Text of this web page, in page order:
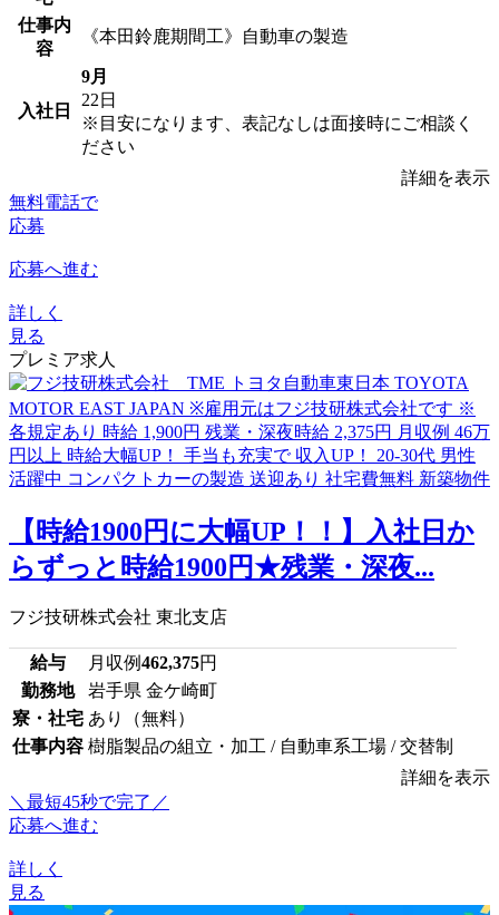
仕事内
容
《本田鈴鹿期間工》自動車の製造
入社日
9月
22日
※目安になります、表記なしは面接時にご相談く
ださい
詳細を表示
無料電話で
応募
応募へ進む
詳しく
見る
プレミア求人
【時給1900円に大幅UP！！】入社日か
らずっと時給1900円★残業・深夜...
フジ技研株式会社 東北支店
給与 月収例462,375円
勤務地
岩手県 金ケ崎町
寮・社宅 あり（無料）
仕事内容 樹脂製品の組立・加工 / 自動車系工場 / 交替制
詳細を表示
＼最短45秒で完了／
応募へ進む
詳しく
見る